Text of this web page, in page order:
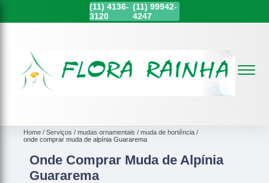
(11) 4136-
3120
(11)99942-
4247
Home Serviços mudas ornamentais
muda de hortência
onde comprar muda de alpínia Guararema
Onde Comprar Muda de Alpínia
Guararema